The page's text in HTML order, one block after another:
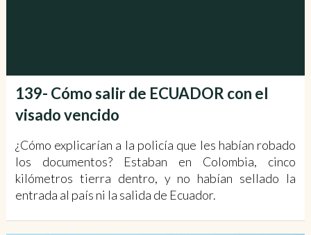
139- Cómo salir de ECUADOR con el
visado vencido
¿Cómo explicarían a la policía que les habían robado
los documentos? Estaban en Colombia, cinco
kilómetros tierra dentro, y no habían sellado la
entrada al país ni la salida de Ecuador.